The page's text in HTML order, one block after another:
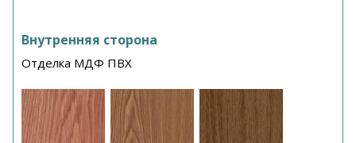
Внутренняя сторона
Отделка МДФ ПВХ